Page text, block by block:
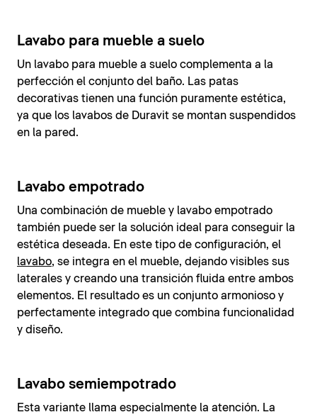
Lavabo para mueble a suelo
Un lavabo para mueble a suelo complementa a la
perfección el conjunto del baño. Las patas
decorativas tienen una función puramente estética,
ya que los lavabos de Duravit se montan suspendidos
en la pared.
Lavabo empotrado
Una combinación de mueble y lavabo empotrado
también puede ser la solución ideal para conseguir la
estética deseada. En este tipo de configuración, el
lavabo, se integra en el mueble, dejando visibles sus
laterales y creando una transición fluida entre ambos
elementos. El resultado es un conjunto armonioso y
perfectamente integrado que combina funcionalidad
y diseño.
Lavabo semiempotrado
Esta variante llama especialmente la atención. La